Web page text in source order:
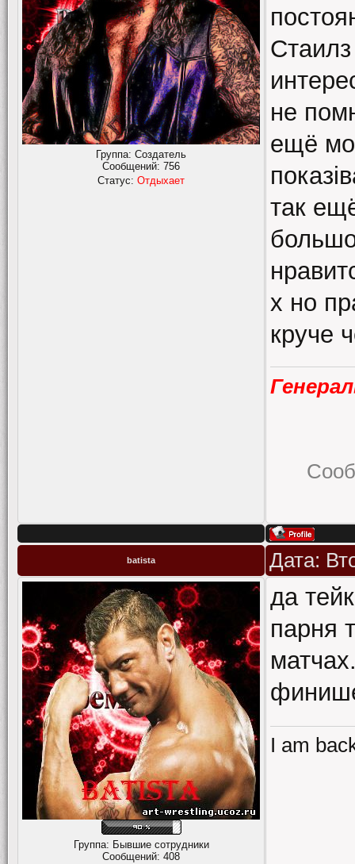
Группа: Создатель
Сообщений: 756
Статус: Отдыхает
не
ещё
так
х но
круче
batista Дата:
Группа: Бывшие сотрудники
Сообщений: 408
да
парня
I am